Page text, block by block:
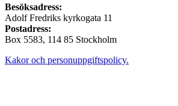
Besöksadress:
Adolf Fredriks kyrkogata 11
Postadress:
Box 5583, 114 85 Stockholm
Kakor och personuppgiftspolicy.